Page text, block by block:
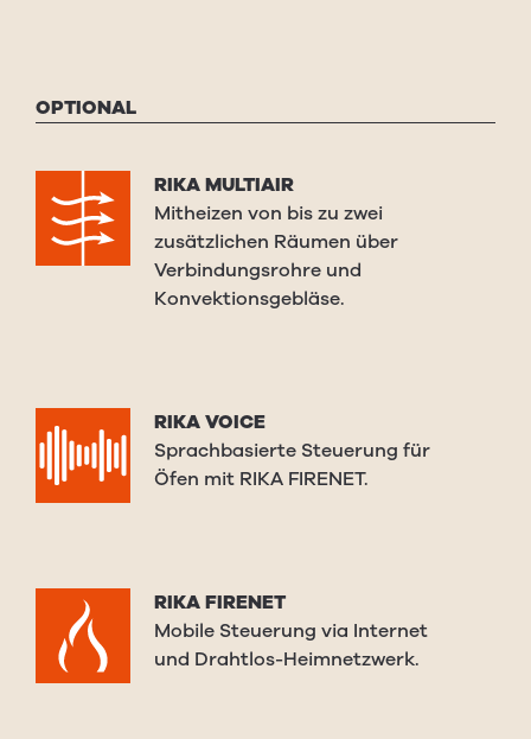
OPTIONAL
RIKA MULTIAIR
Mitheizen von bis zu zwei
zusätzlichen Räumen über
Verbindungsrohre und
Konvektionsgebläse.
RIKA VOICE
Sprachbasierte Steuerung für
Öfen mit RIKA FIRENET.
RIKA FIRENET
Mobile Steuerung via Internet
und Drahtlos-Heimnetzwerk.